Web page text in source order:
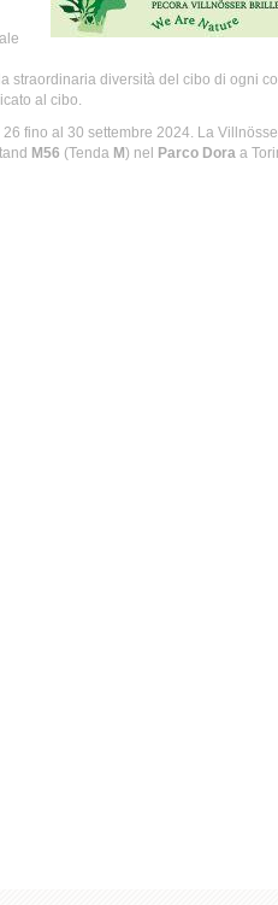
straordinaria diversità del cibo di ogni
al cibo.
fino al 30 settembre 2024. La
M56 (Tenda M) nel Parco Doraa